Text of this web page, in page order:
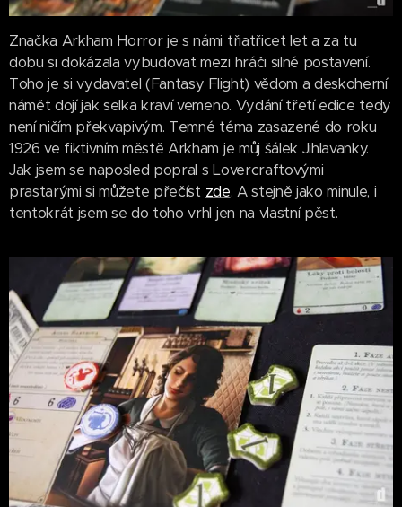
Značka Arkham Horror je s námi třiatřicet let a za tu
dobu si dokázala vybudovat mezi hráči silné postavení.
Toho je si vydavatel (Fantasy Flight) vědom a deskoherní
námět dojí jak selka kraví vemeno. Vydání třetí edice tedy
není ničím překvapivým. Temné téma zasazené do roku
1926 ve fiktivním městě Arkham je můj šálek Jihlavanky.
Jak jsem se naposled popral s Lovercraftovými
prastarými si můžete přečíst zde. A stejně jako minule, i
tentokrát jsem se do toho vrhl jen na vlastní pěst.